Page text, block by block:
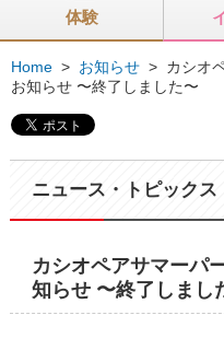
体験
Home > お知らせ > カシオ
お知らせ 〜終了しました〜
ニュース・トピックス
カシオペアサマーパ
知らせ 〜終了しまし